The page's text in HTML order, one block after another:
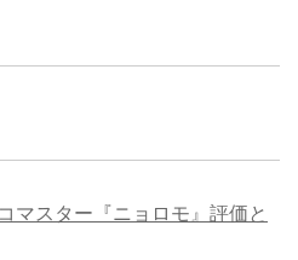
マスター『ニョロモ』評価と